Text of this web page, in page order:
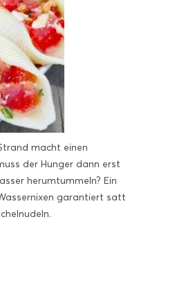
macht einen
der Hunger dann erst
herumtummeln? Ein
garantiert satt